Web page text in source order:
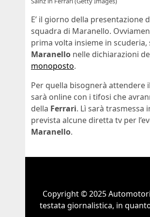
E’ il giorno della presentazione
squadra di Maranello.
prima volta insieme in
Maranello nelle dichiarazioni
monoposto.
Per quella bisognerà attendere
sarà online con i tifosi che
della Ferrari. Lì sarà trasmessa
prevista alcune diretta tv per
Maranello.
Copyright © 2025
testata giornalistica, in